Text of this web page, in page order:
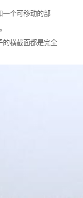
一个可移动的部
的横截面都是完全